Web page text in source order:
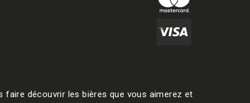
faire découvrir les bières que vous aimerez et